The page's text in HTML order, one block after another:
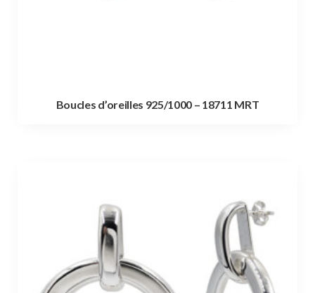
Boucles d’oreilles 925/1000 – 18711 MRT